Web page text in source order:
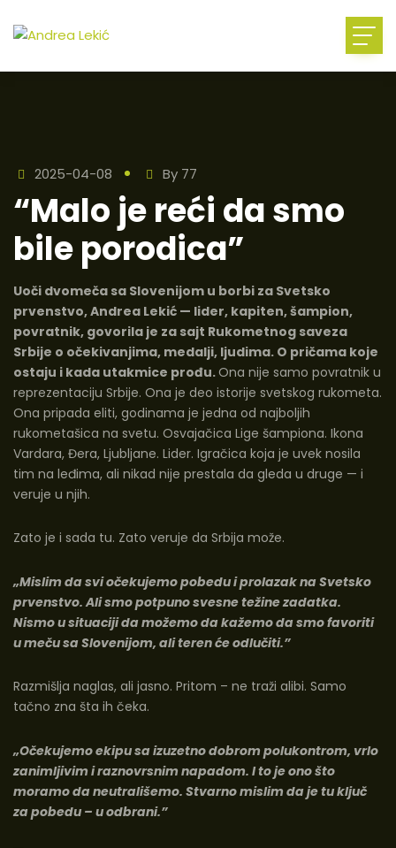
2025-04-08 By 77
“Malo je reći da smo
bile porodica”
Uoči dvomeča sa Slovenijom u borbi za Svetsko
prvenstvo, Andrea Lekić — lider, kapiten, šampion,
povratnik, govorila je za sajt Rukometnog saveza
Srbije o očekivanjima, medalji, ljudima. O pričama koje
ostaju i kada utakmice prođu.Ona nije samo povratnik u
reprezentaciju Srbije. Ona je deo istorije svetskog rukometa.
Ona pripada eliti, godinama je jedna od najboljih
rukometašica na svetu. Osvajačica Lige šampiona. Ikona
Vardara, Đera, Ljubljane. Lider. Igračica koja je uvek nosila
tim na leđima, ali nikad nije prestala da gleda u druge — i
veruje u njih.
Zato je i sada tu. Zato veruje da Srbija može.
„Mislim da svi očekujemo pobedu i prolazak na Svetsko
prvenstvo. Ali smo potpuno svesne težine zadatka.
Nismo u situaciji da možemo da kažemo da smo favoriti
u meču sa Slovenijom, ali teren će odlučiti.”
Razmišlja naglas, ali jasno. Pritom – ne traži alibi. Samo
tačno zna šta ih čeka.
„Očekujemo ekipu sa izuzetno dobrom polukontrom, vrlo
zanimljivim i raznovrsnim napadom. I to je ono što
moramo da neutrališemo. Stvarno mislim da je tu ključ
za pobedu – u odbrani.”